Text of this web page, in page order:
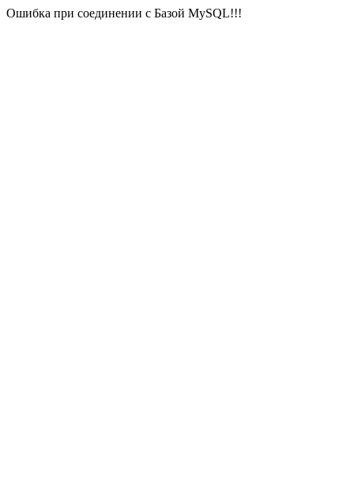
Ошибка при соединении с Базой MySQL!!!